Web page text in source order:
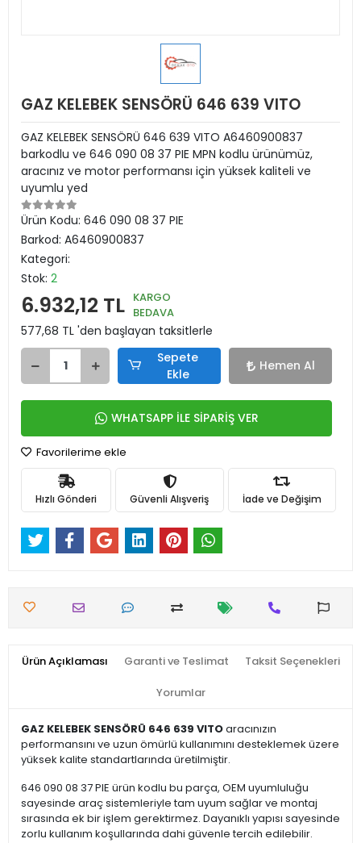
GAZ KELEBEK SENSÖRÜ 646 639 VITO
GAZ KELEBEK SENSÖRÜ 646 639 VITO A6460900837
barkodlu ve 646 090 08 37 PIE MPN kodlu ürünümüz,
aracınız ve motor performansı için yüksek kaliteli ve
uyumlu yed
Ürün Kodu: 646 090 08 37 PIE
Barkod: A6460900837
Kategori:
Stok: 2
6.932,12 TL KARGO
BEDAVA
577,68 TL 'den başlayan taksitlerle
Sepete
Ekle
Hemen Al
WHATSAPP İLE SİPARİŞ VER
Favorilerime ekle
Hızlı Gönderi Güvenli Alışveriş İade ve Değişim
Ürün Açıklaması Garanti ve Teslimat Taksit Seçenekleri
Yorumlar
GAZ KELEBEK SENSÖRÜ 646 639 VITOaracınızın
performansını ve uzun ömürlü kullanımını desteklemek üzere
yüksek kalite standartlarında üretilmiştir.
646 090 08 37 PIE ürün kodlu bu parça, OEM uyumluluğu
sayesinde araç sistemleriyle tam uyum sağlar ve montaj
sırasında ek bir işlem gerektirmez. Dayanıklı yapısı sayesinde
zorlu kullanım koşullarında dahi güvenle tercih edilebilir.